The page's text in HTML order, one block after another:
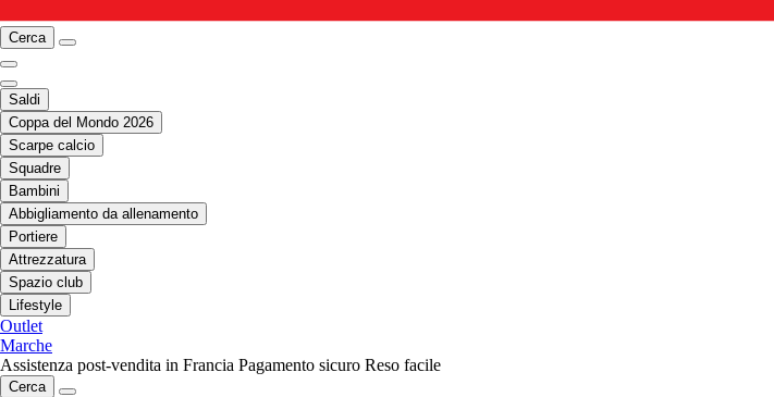
Cerca
Saldi
Coppa del Mondo 2026
Scarpe calcio
Squadre
Bambini
Abbigliamento da allenamento
Portiere
Attrezzatura
Spazio club
Lifestyle
Outlet
Marche
Assistenza post-vendita in Francia Pagamento sicuro Reso facile
Cerca